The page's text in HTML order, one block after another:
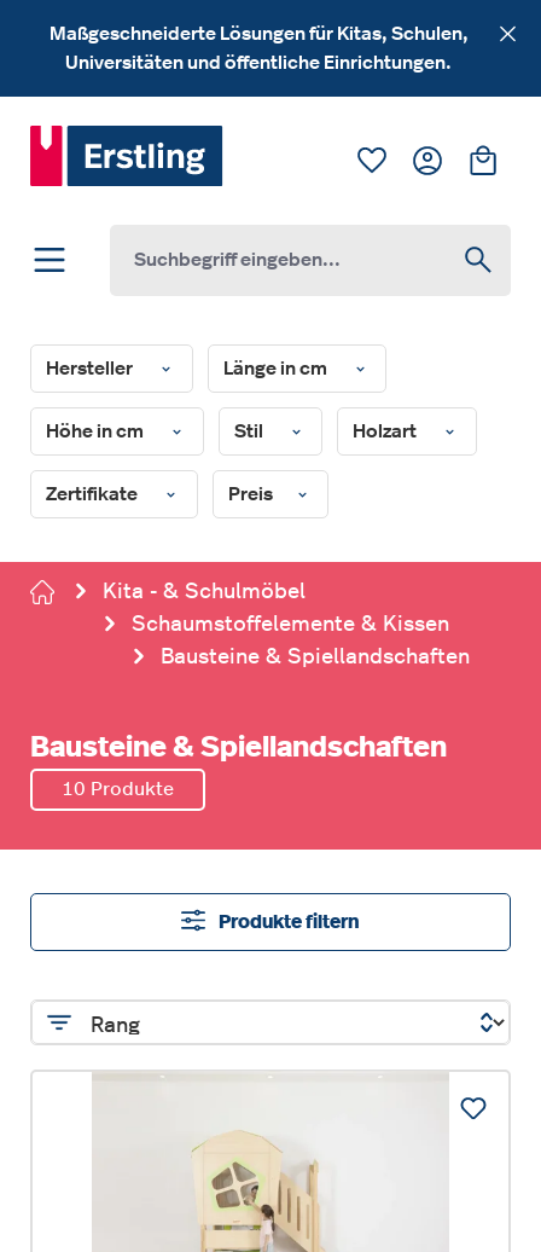
Zum Hauptinhalt springen
Maßgeschneiderte Lösungen für Kitas, Schulen,
Universitäten und öffentliche Einrichtungen.
Du hast 0
Hersteller Länge in cm
Höhe in cm Stil Holzart
Zertifikate Preis
Kita - & Schulmöbel
Schaumstoffelemente & Kissen
Bausteine & Spiellandschaften
Bausteine & Spiellandschaften
10 Produkte
Produkte filtern